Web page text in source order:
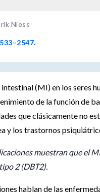
Niess
(MI) en los seres
de la función de
que clásicamente no
y los trastornos
muestran que el
2 (DBT2).
hablan de las